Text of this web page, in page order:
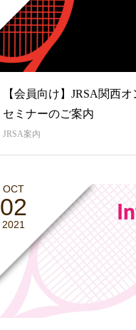
【会員向け】JRSA関西
セミナーのご案内
JRSA案内
OCT
02
2021